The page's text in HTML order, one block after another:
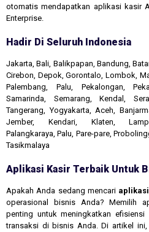
otomatis mendapatkan aplikasi kasir
Enterprise.
Hadir Di Seluruh Indonesia
Jakarta, Bali, Balikpapan, Bandung,
Cirebon, Depok, Gorontalo, Lombok,
Palembang, Palu, Pekalongan,
Samarinda, Semarang, Kendal,
Tangerang, Yogyakarta, Aceh,
Jember, Kendari, Klaten,
Palangkaraya, Palu, Pare-pare,
Tasikmalaya
Aplikasi Kasir Terbaik Untuk
Apakah Anda sedang mencari
operasional bisnis Anda? Memilih
penting untuk meningkatkan efisiensi
transaksi di bisnis Anda. Di artikel